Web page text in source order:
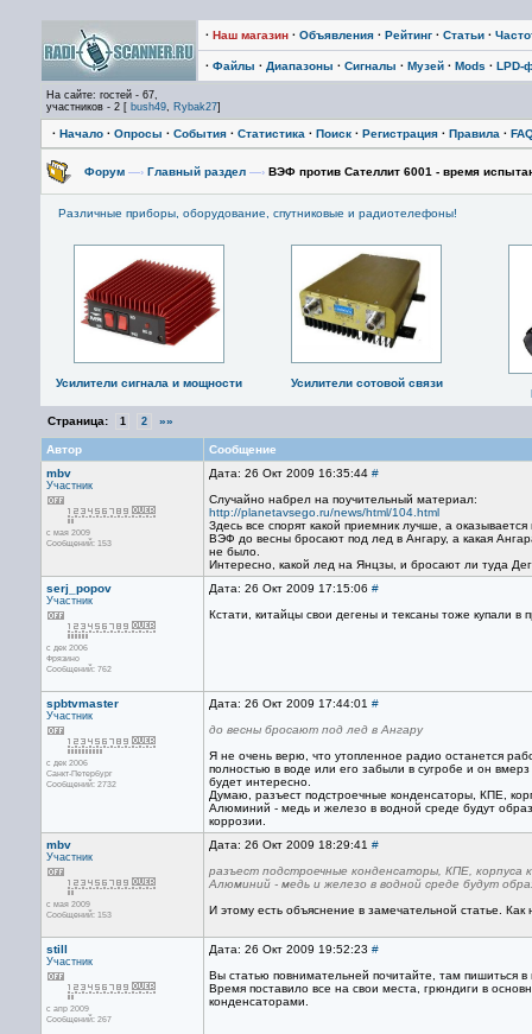
· Наш магазин · Объявления · Рейтинг · Статьи ·
· Файлы · Диапазоны · Сигналы · Музей · Mods · LPD-
На сайте: гостей - 67,
участников - 2 [ bush49, Rybak27]
· Начало · Опросы · События · Статистика · Поиск · Регистрация · Правила ·
Форум —› Главный раздел —› ВЭФ против Сателлит 6001 - время
Различные приборы, оборудование, спутниковые и радиотелефоны!
Усилители сигнала и мощности
Усилители сотовой связи
Страница: 1 2 »»
Автор
Сообщение
mbv
Участник
с мая 2009
Сообщений: 153
Дата: 26 Окт 2009 16:35:44 #
Случайно набрел на поучительный материал:
http://planetavsego.ru/news/html/104.html
Здесь все спорят какой приемник лучше, а
ВЭФ до весны бросают под лед в Ангару, а какая
не было.
Интересно, какой лед на Янцзы, и бросают ли туда
serj_popov
Участник
с дек 2006
Фрязино
Сообщений: 762
Дата: 26 Окт 2009 17:15:06 #
Кстати, китайцы свои дегены и тексаны тоже купали в
spbtvmaster
Участник
с дек 2006
Санкт-Петербург
Сообщений: 2732
Дата: 26 Окт 2009 17:44:01 #
до весны бросают под лед в Ангару
Я не очень верю, что утопленное радио останется
полностью в воде или его забыли в сугробе и он
будет интересно.
Думаю, разъест подстроечные конденсаторы, КПЕ,
Алюминий - медь и железо в водной среде будут
коррозии.
mbv
Участник
с мая 2009
Сообщений: 153
Дата: 26 Окт 2009 18:29:41 #
разъест подстроечные конденсаторы, КПЕ, корпуса
Алюминий - медь и железо в водной среде будут
И этому есть объяснение в замечательной статье.
still
Участник
с апр 2009
Сообщений: 267
Дата: 26 Окт 2009 19:52:23 #
Вы статью повнимательней почитайте, там пишиться
Время поставило все на свои места, грюндиги в
конденсаторами.